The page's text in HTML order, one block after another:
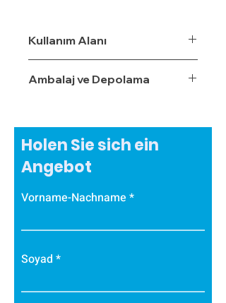
Kullanım Alanı
Ambalaj ve Depolama
Holen Sie sich ein
Angebot
Vorname-Nachname
Soyad